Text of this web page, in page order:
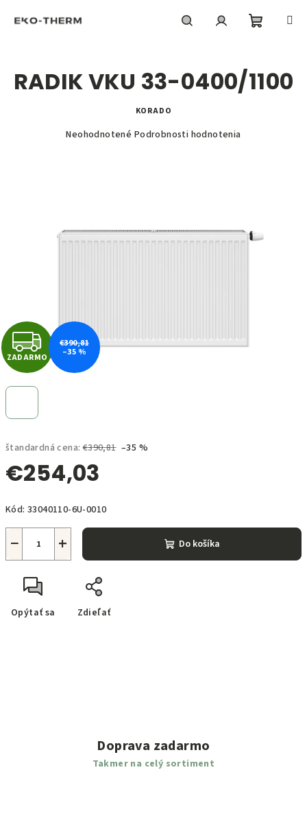
košík
štandardná cena: €390,81 –35 %
€254,03
cena:
Kód: 33040110-6U-0010
+
− Do košíka
Opýtať sa Zdieľať
RADIK VKU 33-0400/1100
KORADO
Priemerné
hviezdičiek.
Neohodnotené Podrobnosti hodnotenia
Z
A
R
M
O
ZADARMO
€390,81
–35 %
Doprava zadarmo
Takmer na celý sortiment